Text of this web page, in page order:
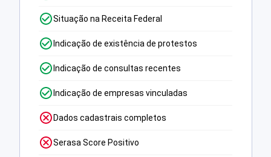
Situação na Receita Federal
Indicação de existência de protestos
Indicação de consultas recentes
Indicação de empresas vinculadas
Dados cadastrais completos
Serasa Score Positivo